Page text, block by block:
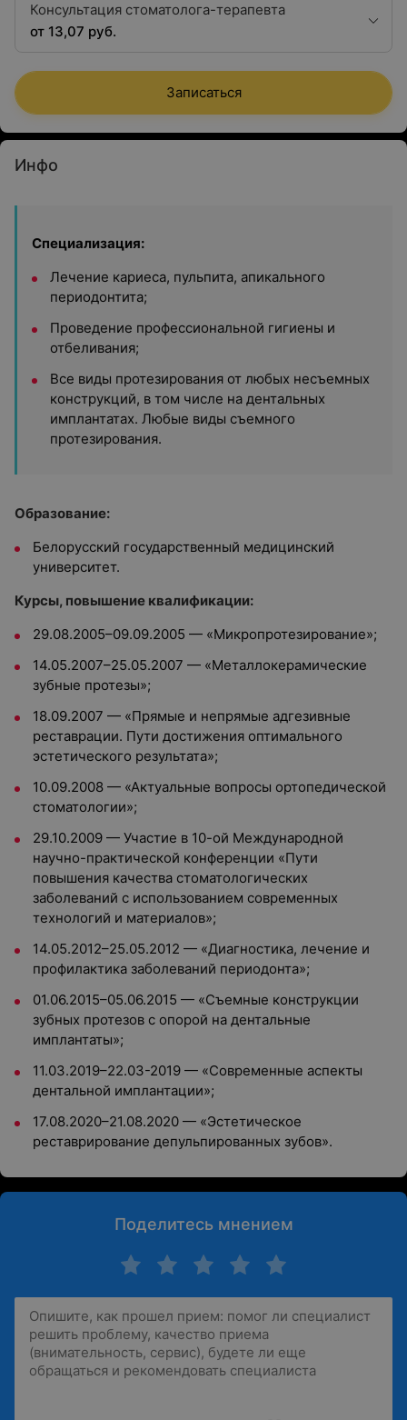
Консультация стоматолога-терапевта
от 13,07 руб.
Записаться
Инфо
Специализация:
Лечение кариеса, пульпита, апикального
периодонтита;
Проведение профессиональной гигиены и
отбеливания;
Все виды протезирования от любых несъемных
конструкций, в том числе на дентальных
имплантатах. Любые виды съемного
протезирования.
Образование:
Белорусский государственный медицинский
университет.
Курсы, повышение квалификации:
29.08.2005–09.09.2005 — «Микропротезирование»;
14.05.2007–25.05.2007 — «Металлокерамические
зубные протезы»;
18.09.2007 — «Прямые и непрямые адгезивные
реставрации. Пути достижения оптимального
эстетического результата»;
10.09.2008 — «Актуальные вопросы ортопедической
стоматологии»;
29.10.2009 — Участие в 10-ой Международной
научно-практической конференции «Пути
повышения качества стоматологических
заболеваний с использованием современных
технологий и материалов»;
14.05.2012–25.05.2012 — «Диагностика, лечение и
профилактика заболеваний периодонта»;
01.06.2015–05.06.2015 — «Съемные конструкции
зубных протезов с опорой на дентальные
имплантаты»;
11.03.2019–22.03-2019 — «Современные аспекты
дентальной имплантации»;
17.08.2020–21.08.2020 — «Эстетическое
реставрирование депульпированных зубов».
Поделитесь мнением